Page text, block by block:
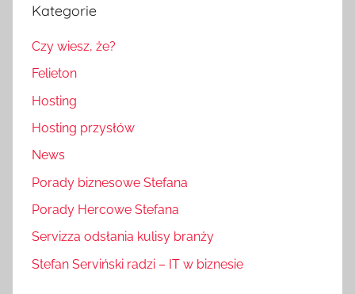
Kategorie
Czy wiesz, że?
Felieton
Hosting
Hosting przysłów
News
Porady biznesowe Stefana
Porady Hercowe Stefana
Servizza odsłania kulisy branży
Stefan Serviński radzi – IT w biznesie